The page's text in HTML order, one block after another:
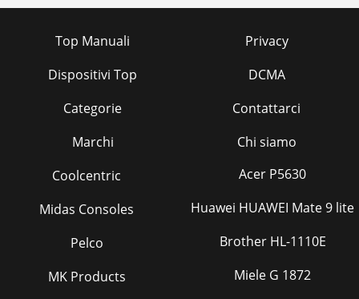
Top Manuali
Dispositivi Top
Categorie
Marchi
Privacy
DCMA
Contattarci
Chi siamo
Coolcentric
Midas Consoles
Pelco
MK Products
Acer P5630
Huawei HUAWEI Mate 9 lite
Brother HL-1110E
Miele G 1872